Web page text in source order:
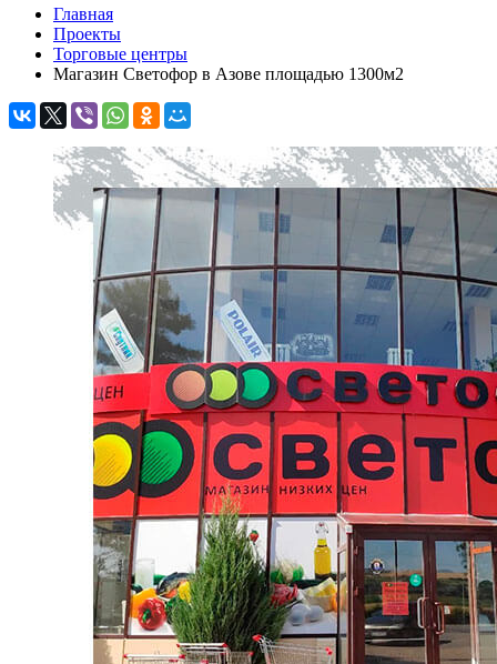
Главная
Проекты
Торговые центры
Магазин Светофор в Азове площадью 1300м2